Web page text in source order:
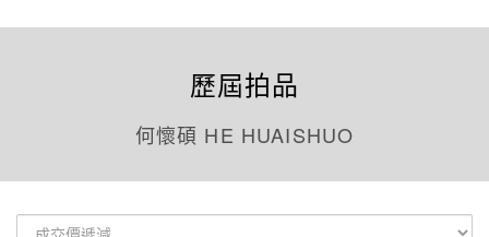
歷屆拍品
何懷碩 HE HUAISHUO